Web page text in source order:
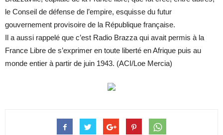
le Conseil de défense de l’empire, esquisse du futur
gouvernement provisoire de la République française.
Il a aussi rappelé que c’est Radio Brazza qui avait permis à la
France Libre de s’exprimer en toute liberté en Afrique puis au
monde entier à partir de juin 1943. (ACI/Loe Mercia)